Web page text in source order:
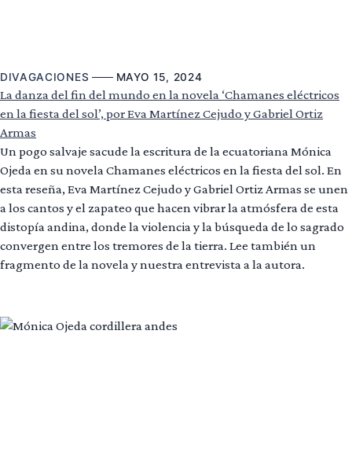
DIVAGACIONES MAYO 15, 2024
La danza del fin del mundo en la novela ‘Chamanes eléctricos
en la fiesta del sol’, por Eva Martínez Cejudo y Gabriel Ortiz
Armas
Un pogo salvaje sacude la escritura de la ecuatoriana Mónica
Ojeda en su novela Chamanes eléctricos en la fiesta del sol. En
esta reseña, Eva Martínez Cejudo y Gabriel Ortiz Armas se unen
a los cantos y el zapateo que hacen vibrar la atmósfera de esta
distopía andina, donde la violencia y la búsqueda de lo sagrado
convergen entre los tremores de la tierra. Lee también un
fragmento de la novela y nuestra entrevista a la autora.